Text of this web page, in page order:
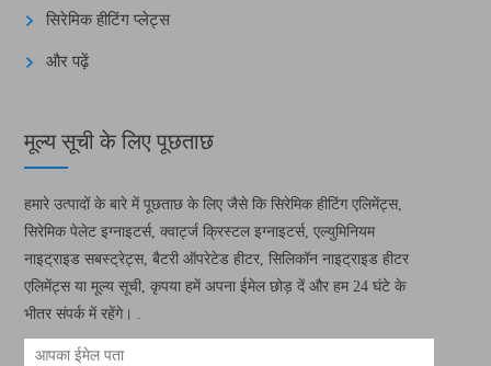
सिरेमिक हीटिंग प्लेट्स
और पढ़ें
मूल्य सूची के लिए पूछताछ
हमारे उत्पादों के बारे में पूछताछ के लिए जैसे कि सिरेमिक हीटिंग एलिमेंट्स,
सिरेमिक पेलेट इग्नाइटर्स, क्वार्ट्ज क्रिस्टल इग्नाइटर्स, एल्युमिनियम
नाइट्राइड सबस्ट्रेट्स, बैटरी ऑपरेटेड हीटर, सिलिकॉन नाइट्राइड हीटर
एलिमेंट्स या मूल्य सूची, कृपया हमें अपना ईमेल छोड़ दें और हम 24 घंटे के
भीतर संपर्क में रहेंगे। .